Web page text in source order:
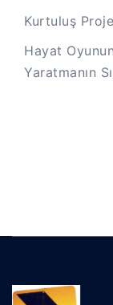
Kurtuluş
Hayat
Yaratmanın